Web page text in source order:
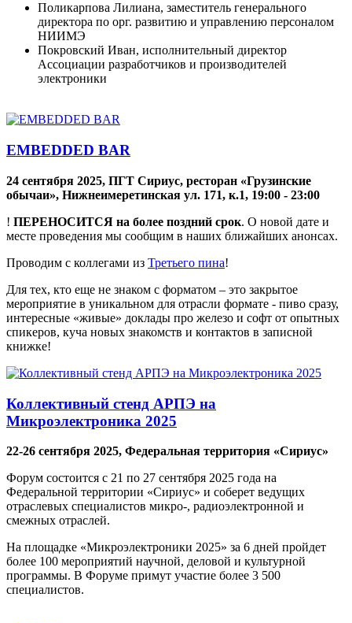
Поликарпова Лилиана, заместитель генерального
директора по орг. развитию и управлению персоналом
НИИМЭ
Покровский Иван, исполнительный директор
Ассоциации разработчиков и производителей
электроники
EMBEDDED BAR
24 сентября 2025, ПГТ Сириус, ресторан «Грузинские
обычаи», Нижнеимеретинская ул. 171, к.1, 19:00 - 23:00
! ПЕРЕНОСИТСЯ на более поздний срок. О новой дате и
месте проведения мы сообщим в наших ближайших анонсах.
Проводим с коллегами из Третьего пина!
Для тех, кто еще не знаком с форматом – это закрытое
мероприятие в уникальном для отрасли формате - пиво сразу,
интересные «живые» доклады про железо и софт от опытных
спикеров, куча новых знакомств и контактов в записной
книжке!
Коллективный стенд АРПЭ на
Микроэлектроника 2025
22-26 сентября 2025, Федеральная территория «Сириус»
Форум состоится с 21 по 27 сентября 2025 года на
Федеральной территории «Сириус» и соберет ведущих
отраслевых специалистов микро-, радиоэлектронной и
смежных отраслей.
На площадке «Микроэлектроники 2025» за 6 дней пройдет
более 100 мероприятий научной, деловой и культурной
программы. В Форуме примут участие более 3 500
специалистов.